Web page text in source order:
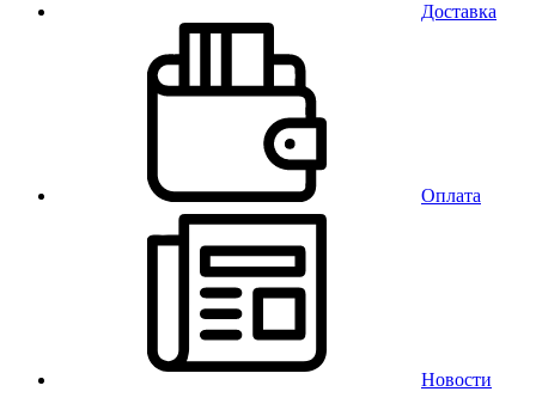
Доставка
Оплата
Новости